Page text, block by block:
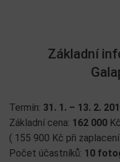
Základní
Termín: 31. 1. – 13. 2.
Základní cena: 162 000 Kč
( 155 900 Kč při
Počet účastníků: 10